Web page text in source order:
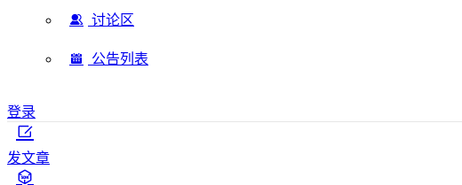
讨论区
公告列表
登录
发文章